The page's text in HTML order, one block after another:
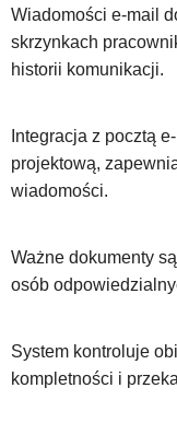
Wiadomości e-mail
skrzynkach
historii komunikacji.
Integracja z pocztą
projektową,
wiadomości.
Ważne dokumenty
osób
System kontroluje
kompletności i